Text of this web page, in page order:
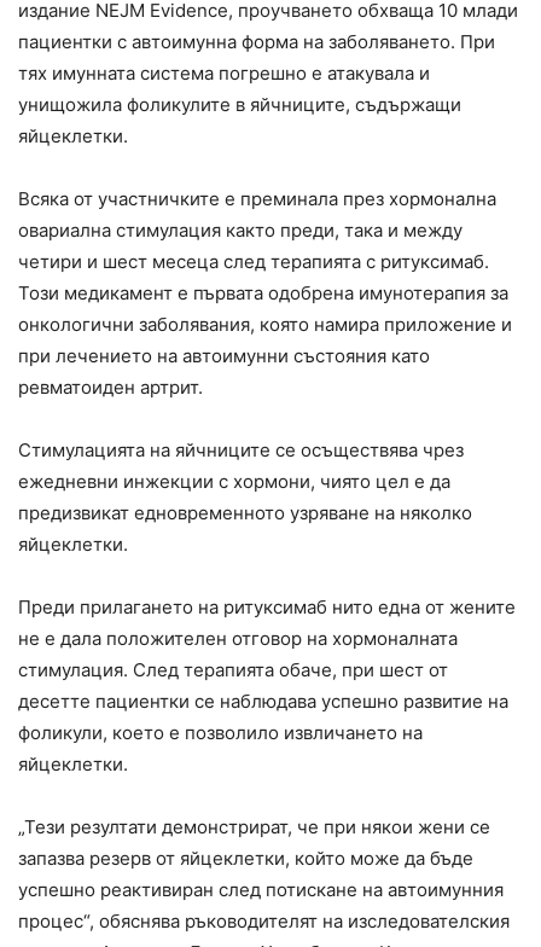
издание NEJM Evidence, проучването обхваща 10 млади
пациентки с автоимунна форма на заболяването. При
тях имунната система погрешно е атакувала и
унищожила фоликулите в яйчниците, съдържащи
яйцеклетки.
Всяка от участничките е преминала през хормонална
овариална стимулация както преди, така и между
четири и шест месеца след терапията с ритуксимаб.
Този медикамент е първата одобрена имунотерапия за
онкологични заболявания, която намира приложение и
при лечението на автоимунни състояния като
ревматоиден артрит.
Стимулацията на яйчниците се осъществява чрез
ежедневни инжекции с хормони, чиято цел е да
предизвикат едновременното узряване на няколко
яйцеклетки.
Преди прилагането на ритуксимаб нито една от жените
не е дала положителен отговор на хормоналната
стимулация. След терапията обаче, при шест от
десетте пациентки се наблюдава успешно развитие на
фоликули, което е позволило извличането на
яйцеклетки.
„Тези резултати демонстрират, че при някои жени се
запазва резерв от яйцеклетки, който може да бъде
успешно реактивиран след потискане на автоимунния
процес“, обяснява ръководителят на изследователския